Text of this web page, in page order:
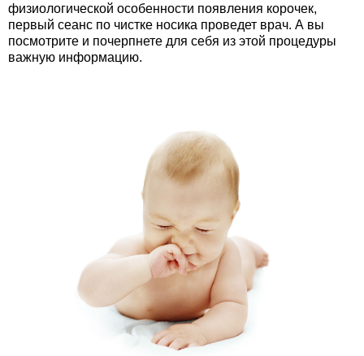
физиологической особенности появления корочек,
первый сеанс по чистке носика проведет врач. А вы
посмотрите и почерпнете для себя из этой процедуры
важную информацию.